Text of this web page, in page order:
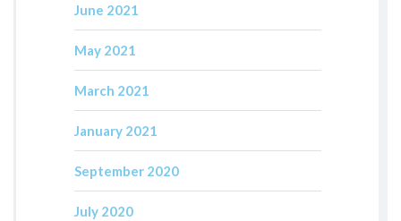
June 2021
May 2021
March 2021
January 2021
September 2020
July 2020